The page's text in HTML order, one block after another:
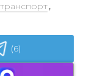
,
(6)